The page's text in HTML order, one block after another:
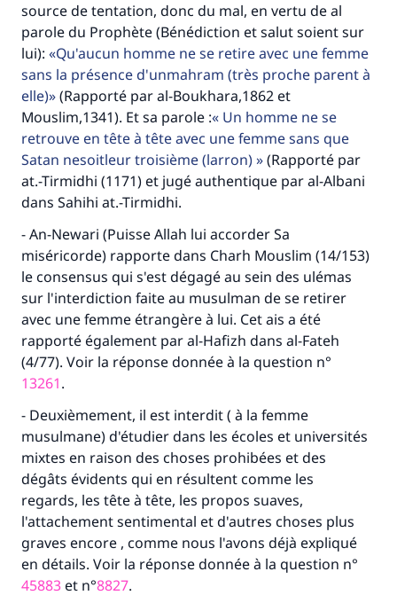
source de tentation, donc du mal, en vertu de al
parole du Prophète (Bénédiction et salut soient sur
lui):
Qu'aucun homme ne se retire avec une femme
sans la présence d'unmahram (très proche parent à
elle) (Rapporté par al-Boukhara,1862 et
Mouslim,1341). Et sa parole :
Un homme ne se
retrouve en tête à tête avec une femme sans que
Satan nesoitleur troisième (larron)
(Rapporté par
at.-Tirmidhi (1171) et jugé authentique par al-Albani
dans Sahihi at.-Tirmidhi.
- An-Newari (Puisse Allah lui accorder Sa
miséricorde) rapporte dans Charh Mouslim (14/153)
le consensus qui s'est dégagé au sein des ulémas
sur l'interdiction faite au musulman de se retirer
avec une femme étrangère à lui. Cet ais a été
rapporté également par al-Hafizh dans al-Fateh
(4/77). Voir la réponse donnée à la question n°
13261.
- Deuxièmement, il est interdit ( à la femme
musulmane) d'étudier dans les écoles et universités
mixtes en raison des choses prohibées et des
dégâts évidents qui en résultent comme les
regards, les tête à tête, les propos suaves,
l'attachement sentimental et d'autres choses plus
graves encore , comme nous l'avons déjà expliqué
en détails. Voir la réponse donnée à la question n°
45883 et n°8827.
Faites une différence dans la vie de
millions de personnes grâce à votre
contribution
Aidez nous à apporter des réponses.
"Celui qui indique une bonne action obtient la
même récompense que celui qui le fait."
(MOUSLIM 1893)
Soutenez IslamQA